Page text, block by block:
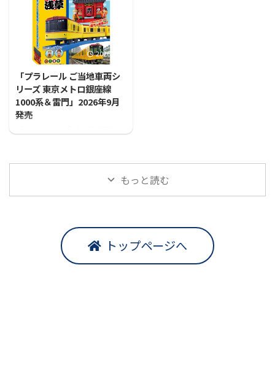
となります！
2026/7/31
「プラレール ご当地車両シ
リーズ 東京メトロ銀座線
1000系＆雷門」2026年9月
発売
もっと読む
トップページへ